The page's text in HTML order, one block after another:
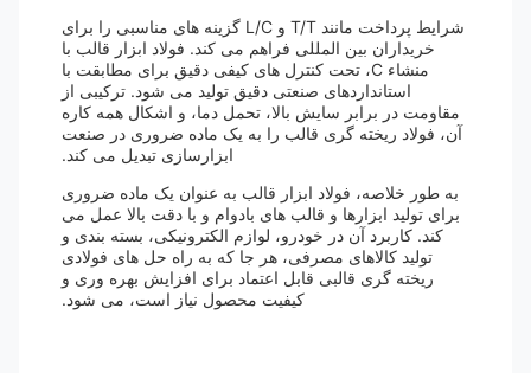
شرایط پرداخت مانند T/T و L/C گزینه های مناسبی را برای
خریداران بین المللی فراهم می کند. فولاد ابزار قالب با
منشاء C، تحت کنترل های کیفی دقیق برای مطابقت با
استانداردهای صنعتی دقیق تولید می شود. ترکیبی از
مقاومت در برابر سایش بالا، تحمل دما، و اشکال همه کاره
آن، فولاد ریخته گری قالب را به یک ماده ضروری در صنعت
ابزارسازی تبدیل می کند.
به طور خلاصه، فولاد ابزار قالب به عنوان یک ماده ضروری
برای تولید ابزارها و قالب های بادوام و با دقت بالا عمل می
کند. کاربرد آن در خودرو، لوازم الکترونیکی، بسته بندی و
تولید کالاهای مصرفی، هر جا که به راه حل های فولادی
ریخته گری قالبی قابل اعتماد برای افزایش بهره وری و
کیفیت محصول نیاز است، می شود.